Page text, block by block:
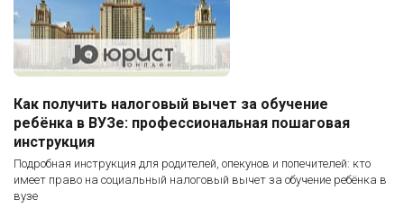
Как получить налоговый вычет за обучение
ребёнка в ВУЗе: профессиональная пошаговая
инструкция
Подробная инструкция для родителей, опекунов и попечителей: кто
имеет право на социальный налоговый вычет за обучение ребёнка в
вузе